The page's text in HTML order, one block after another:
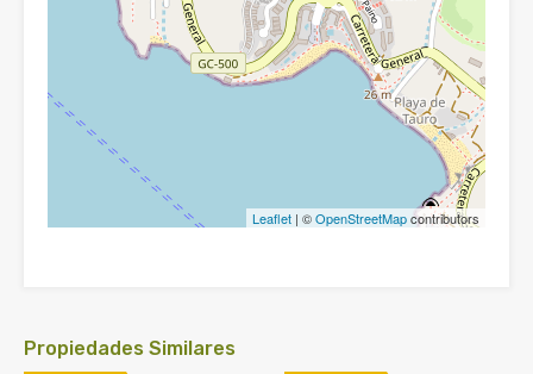
Leaflet | ©OpenStreetMapcontributors
Propiedades Similares